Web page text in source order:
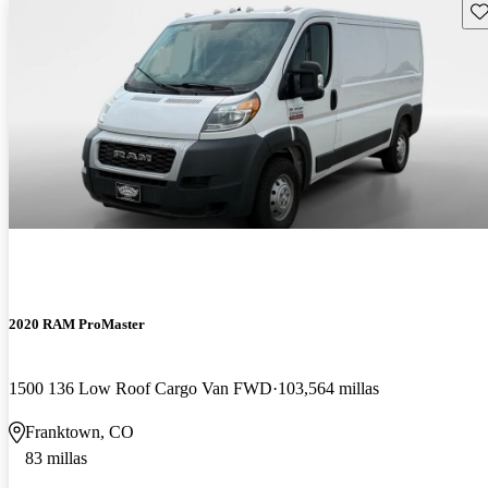
2020 RAM ProMaster
1500 136 Low Roof Cargo Van FWD 103,564 millas
Franktown, CO
83 millas